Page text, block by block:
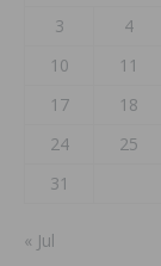
3
4
10
11
17
18
24
25
31
« Jul